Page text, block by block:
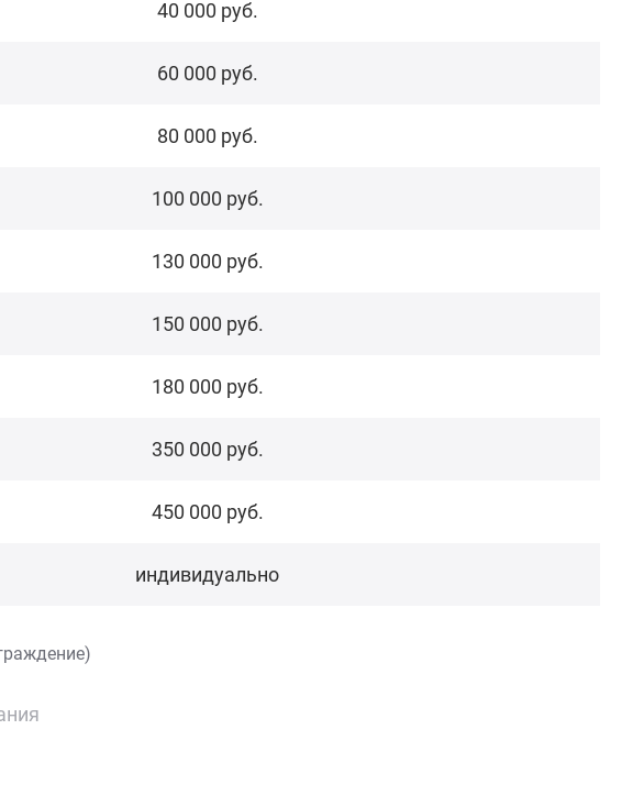
40 000 руб.
60 000 руб.
80 000 руб.
100 000 руб.
130 000 руб.
150 000 руб.
180 000 руб.
350 000 руб.
450 000 руб.
индивидуально